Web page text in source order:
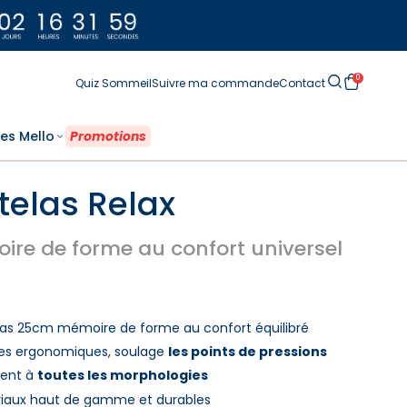
Quiz SommeilSuivre ma commandeContact 0
Mello ‎ Promotions ‎
Relax
de forme au confort universel
25cm mémoire de forme au confort équilibré
ergonomiques, soulage les points de pressions
à toutes les morphologies
haut de gamme et durables